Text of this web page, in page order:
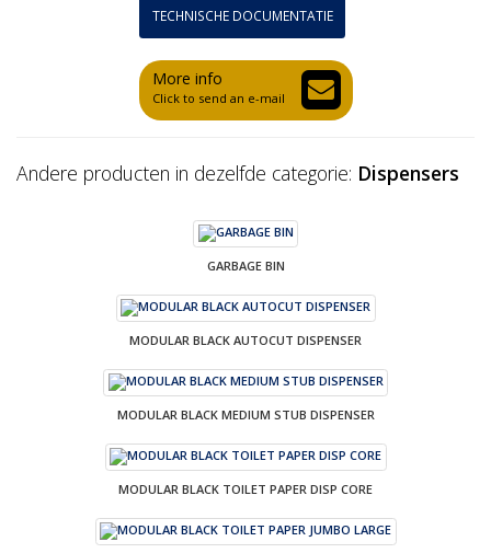
TECHNISCHE DOCUMENTATIE
More info
Click to send an e-mail
Andere producten in dezelfde categorie: Dispensers
GARBAGE BIN
MODULAR BLACK AUTOCUT DISPENSER
MODULAR BLACK MEDIUM STUB DISPENSER
MODULAR BLACK TOILET PAPER DISP CORE